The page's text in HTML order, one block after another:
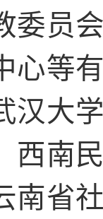
委员
心等
汉大
西南
南省